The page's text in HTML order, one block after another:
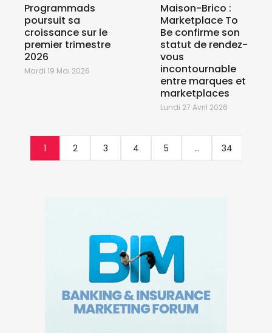
Programmads
poursuit sa
croissance sur le
premier trimestre
2026
Mardi 19 Mai 2026
Maison-Brico :
Marketplace To
Be confirme son
statut de rendez-
vous
incontournable
entre marques et
marketplaces
Lundi 27 Avril 2026
1 2 3 4 5 ... 34